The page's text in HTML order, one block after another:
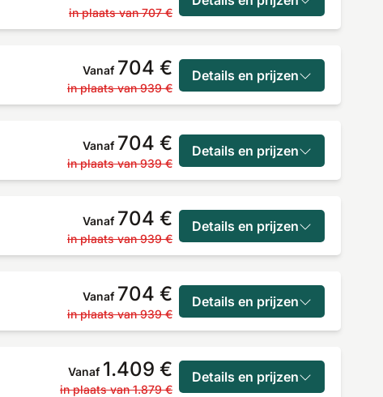
in plaats van 707 €
Vanaf 704 €
in plaats van 939 €
Details en prijzen
Vanaf 704 €
in plaats van 939 €
Details en prijzen
Vanaf 704 €
in plaats van 939 €
Details en prijzen
Vanaf 704 €
in plaats van 939 €
Details en prijzen
Vanaf 1.409 €
in plaats van 1.879 €
Details en prijzen